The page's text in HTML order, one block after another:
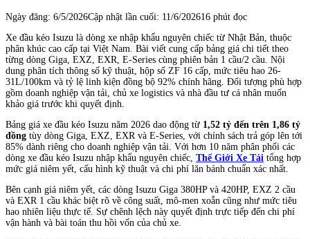
Ngày đăng: 6/5/2026Cập nhật lần cuối: 11/6/202616 phút đọc
Xe đầu kéo Isuzu là dòng xe nhập khẩu nguyên chiếc từ Nhật Bản, thuộc
phân khúc cao cấp tại Việt Nam. Bài viết cung cấp bảng giá chi tiết theo
từng dòng Giga, EXZ, EXR, E-Series cùng phiên bản 1 cầu/2 cầu. Nội
dung phân tích thông số kỹ thuật, hộp số ZF 16 cấp, mức tiêu hao 26-
31L/100km và tỷ lệ linh kiện đồng bộ 92% chính hãng. Đối tượng phù hợp
gồm doanh nghiệp vận tải, chủ xe logistics và nhà đầu tư cá nhân muốn
khảo giá trước khi quyết định.
Bảng giá xe đầu kéo Isuzu năm 2026 dao động từ 1,52 tỷ đến trên 1,86 tỷ
đồng tùy dòng Giga, EXZ, EXR và E-Series, với chính sách trả góp lên tới
85% dành riêng cho doanh nghiệp vận tải. Với hơn 10 năm phân phối các
dòng xe đầu kéo Isuzu nhập khẩu nguyên chiếc, Thế Giới Xe Tải tổng hợp
mức giá niêm yết, cấu hình kỹ thuật và chi phí lăn bánh chuẩn xác nhất.
Bên cạnh giá niêm yết, các dòng Isuzu Giga 380HP và 420HP, EXZ 2 cầu
và EXR 1 cầu khác biệt rõ về công suất, mô-men xoắn cũng như mức tiêu
hao nhiên liệu thực tế. Sự chênh lệch này quyết định trực tiếp đến chi phí
vận hành và bài toán thu hồi vốn của chủ xe.